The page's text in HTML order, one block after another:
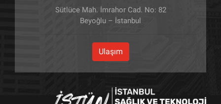
Sütlüce Mah. İmrahor Cad. No: 82
Beyoğlu – İstanbul
Ulaşım